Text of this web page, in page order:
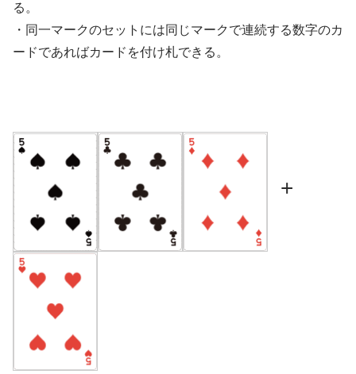
る。
・同一マークのセットには同じマークで連続する数字のカ
ードであればカードを付け札できる。
+